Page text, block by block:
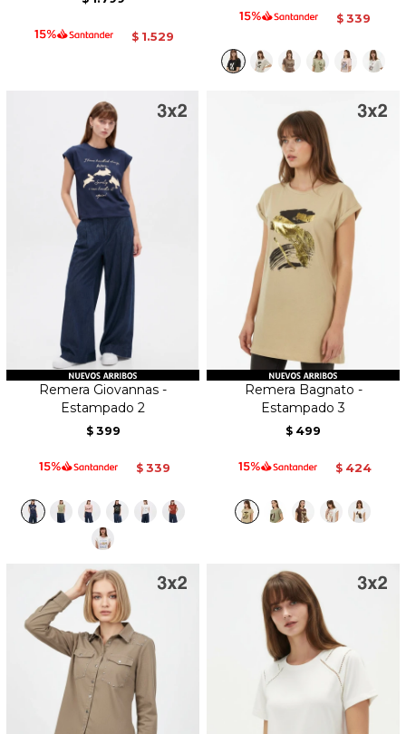
$ 1.529
$ 339
Remera Giovannas -
Estampado 2
$ 399
$ 339
Remera Bagnato -
Estampado 3
$ 499
$ 424